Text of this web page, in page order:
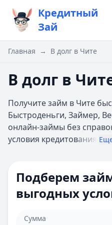
Кредитный
Зай
Главная → В долг в Чите
В долг в
Получите займ в Чите
Быстроденьги, Займер,
онлайн-займы без
условия кредитования
Подберем
выгодных
Сумма